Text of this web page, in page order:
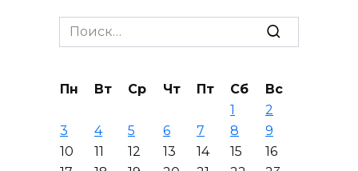
Search
for:
Пн Вт Ср Чт Пт Сб
Вс
1
2
3
4 5 6 7 8
9
10
11 12 13 14 15
16